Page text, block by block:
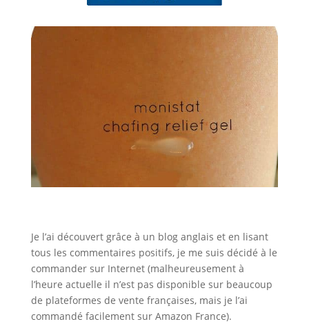
Je l’ai découvert grâce à un blog anglais et en lisant
tous les commentaires positifs, je me suis décidé à le
commander sur Internet (malheureusement à
l’heure actuelle il n’est pas disponible sur beaucoup
de plateformes de vente françaises, mais je l’ai
commandé facilement sur Amazon France).